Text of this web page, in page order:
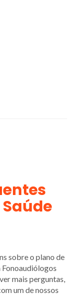
sobre o plano de
Fonoaudiólogos
mais perguntas,
um de nossos